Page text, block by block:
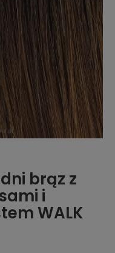
brąz z
i
WALK